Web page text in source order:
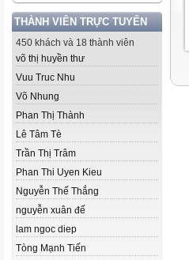
THÀNH VIÊN TRỰC TUYẾN
450 khách và 18 thành viên
võ thị huyền thư
Vuu Truc Nhu
Võ Nhung
Phan Thị Thành
Lê Tâm Tè
Trần Thị Trâm
Phan Thi Uyen Kieu
Nguyễn Thế Thắng
nguyễn xuân đế
lam ngoc diep
Tòng Mạnh Tiến